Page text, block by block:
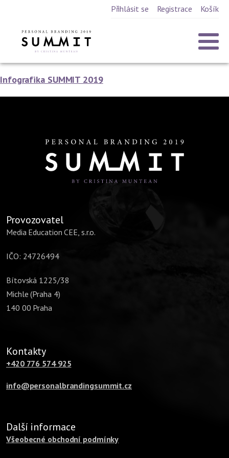
Přihlásit se Registrace Košík
Infografika SUMMIT 2019
Provozovatel
Media Education CEE, s.r.o.
IČO: 24726494
Bítovská 1225/38
Michle (Praha 4)
140 00 Praha
Kontakty
+420 776 574 925
info@personalbrandingsummit.cz
Další informace
Všeobecné obchodní podmínky